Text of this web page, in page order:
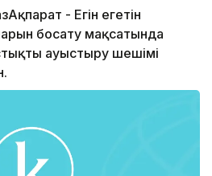
- Егін егетін
босату мақсатында
ауыстыру шешімі